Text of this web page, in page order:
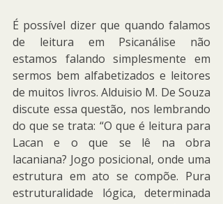
É possível dizer que quando falamos
de leitura em Psicanálise não
estamos falando simplesmente em
sermos bem alfabetizados e leitores
de muitos livros. Alduisio M. De Souza
discute essa questão, nos lembrando
do que se trata: “O que é leitura para
Lacan e o que se lê na obra
lacaniana? Jogo posicional, onde uma
estrutura em ato se compõe. Pura
estruturalidade lógica, determinada